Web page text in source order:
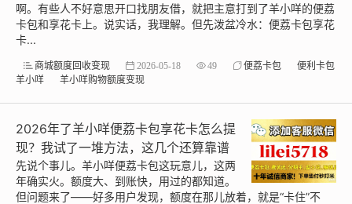
啊。有些人不好意思开口找朋友借，就把主意打到了羊小咩的便荔
卡包和享花卡上。说实话，我理解。但先泼盆冷水：便荔卡包享花
卡...
商城额度回收变现 2026-05-18 49 便荔卡包
便利卡包
羊小咩
羊小咩购物额度变现
2026年了羊小咩便荔卡包享花卡怎么提
现？我试了一堆方法，这几个还算靠谱
先说个事儿。羊小咩便荔卡包这玩意儿，这两
年确实火。额度大、到账快，用过的都知道。
但问题来了——好多用户发现，额度在那儿放着，就是“卡住”不